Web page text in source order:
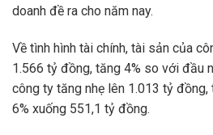
doanh đề ra cho năm nay.
Về tình hình tài chính, tài sản của
1.566 tỷ đồng, tăng 4% so với đầu
công ty tăng nhẹ lên 1.013 tỷ
6% xuống 551,1 tỷ đồng.